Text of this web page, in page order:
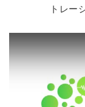
トレー